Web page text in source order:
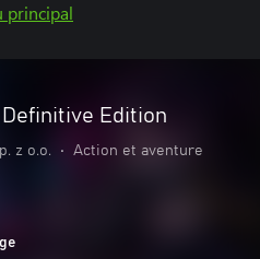
principal
Definitive Edition
z o.o. • Action et aventure